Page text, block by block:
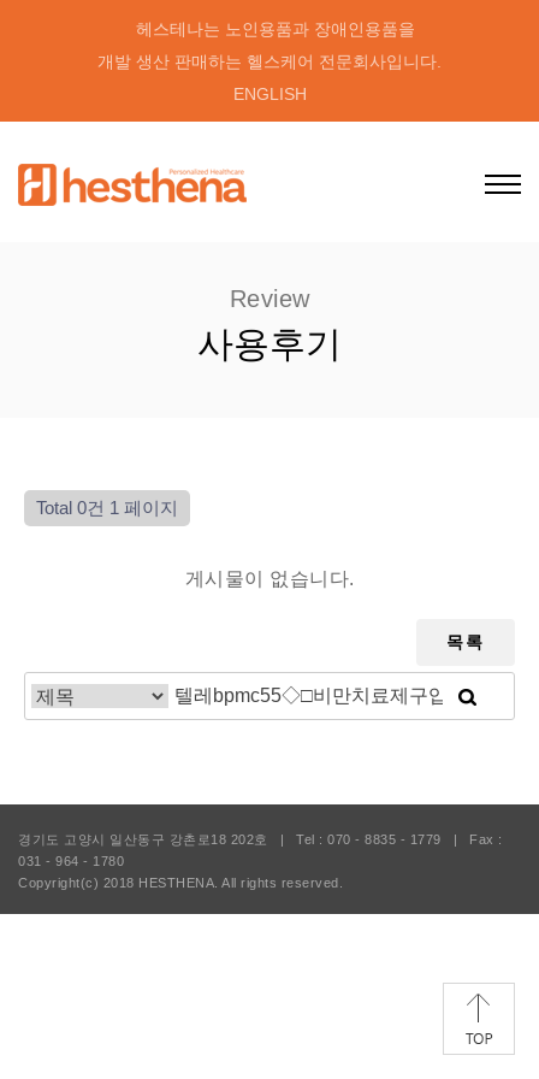
헤스테나는 노인용품과 장애인용품을
개발 생산 판매하는 헬스케어 전문회사입니다.
ENGLISH
Review
사용후기
Total 0건 1 페이지
게시물이 없습니다.
목록
경기도 고양시 일산동구 강촌로18 202호 | Tel : 070 - 8835 - 1779 |
Fax :
031 - 964 - 1780
Copyright(c) 2018 HESTHENA. All rights reserved.